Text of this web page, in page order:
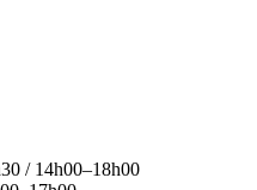
/ 14h00–18h00